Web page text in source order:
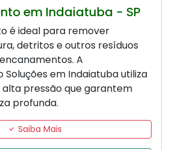
em Indaiatuba - SP
é ideal para remover
detritos e outros resíduos
A
Soluções em Indaiatuba utiliza
pressão que garantem
profunda.
Saiba Mais